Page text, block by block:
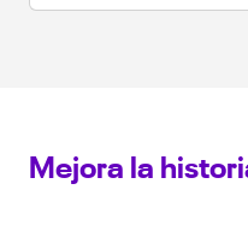
Mejora la